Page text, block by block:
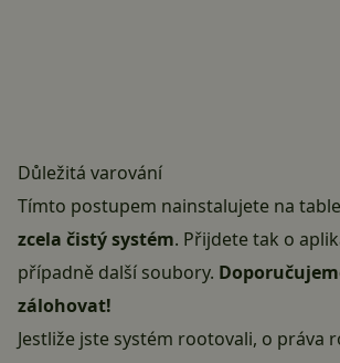
Důležitá varování
Tímto postupem nainstalujete na
zcela čistý systém. Přijdete tak o
případně další soubory.
zálohovat!
Jestliže jste systém rootovali, o práva